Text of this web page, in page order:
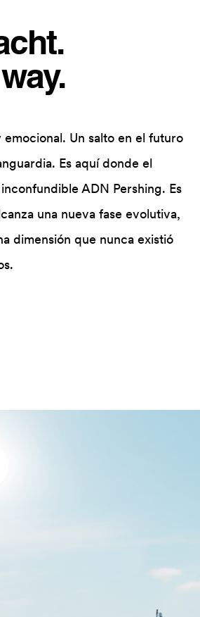
Un salto en el futuro
Es aquí donde el
ADN Pershing. Es
una nueva fase evolutiva,
dimensión que nunca existió